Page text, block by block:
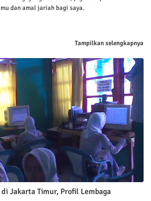
dan amal jariah bagi saya.
Tampilkan selengkapnya
Jakarta Timur, Profil Lembaga